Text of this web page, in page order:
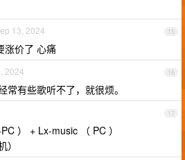
15
13, 2024
涨价了 心痛
16
2024
常有些歌听不了，就很烦。
17
） + Lx-music （ PC ）